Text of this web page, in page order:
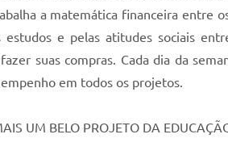
a matemática financeira entre
e pelas atitudes sociais
suas compras. Cada dia da
em todos os projetos.
UM BELO PROJETO DA